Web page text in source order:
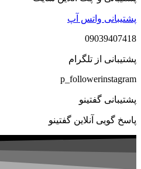
پشتیبانی واتس آپ
09039407418
پشتیبانی از تلگرام
p_followerinstagram
پشتیبانی گفتینو
پاسخ گویی آنلاین گفتینو